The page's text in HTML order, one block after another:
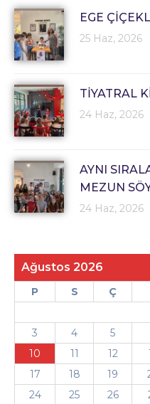
EGE
25 Haz, 2026
TİYATRAL
24 Haz, 2026
AYNI
MEZUN
24 Haz, 2026
Ağustos 2026
P S Ç
3
4 5
10
11 12
17
18 19
24
25 26